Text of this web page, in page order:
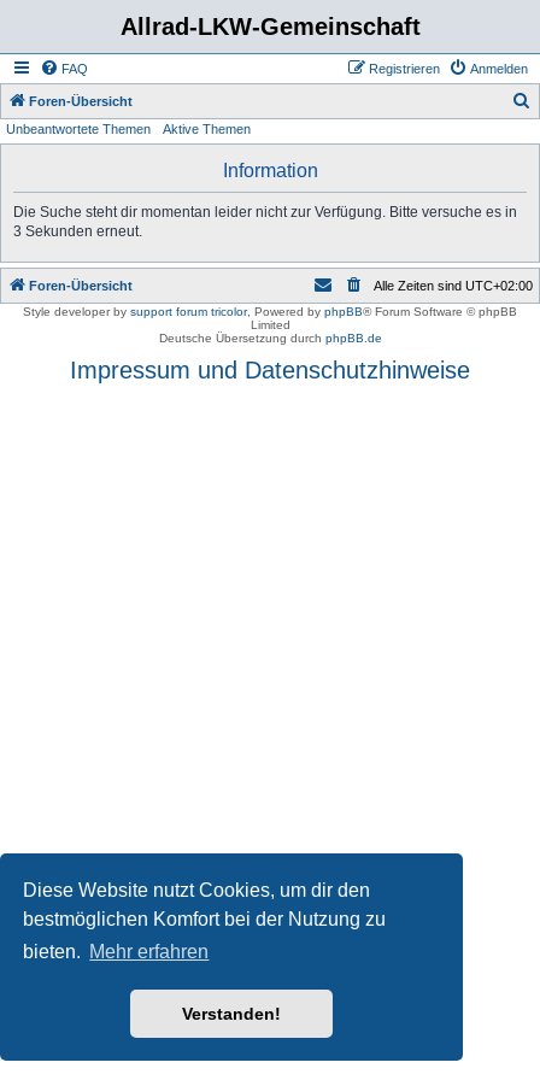
Diese Website nutzt Cookies, um dir den
bestmöglichen Komfort bei der Nutzung zu
bieten. Mehr erfahren
Verstanden!
Allrad-LKW-Gemeinschaft
FAQ Anmelden
Registrieren
Foren-Übersicht
Unbeantwortete Themen Aktive Themen
Information
Die Suche steht dir momentan leider nicht zur Verfügung. Bitte versuche es in
3 Sekunden erneut.
Foren-Übersicht Alle Zeiten sind UTC+02:00
Style developer by support forum tricolor, Powered by phpBB® Forum Software © phpBB
Limited
Deutsche Übersetzung durch phpBB.de
Impressum und Datenschutzhinweise